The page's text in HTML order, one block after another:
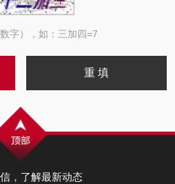
字），如：三加四=7
，了解最新动态